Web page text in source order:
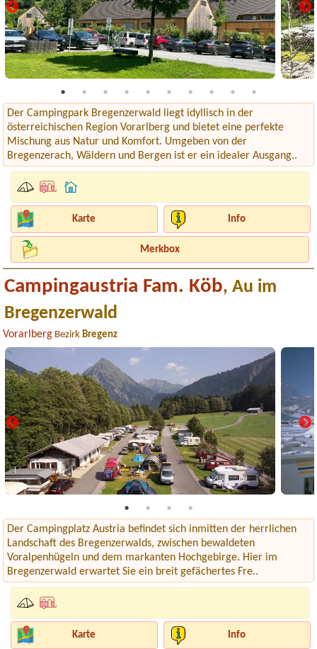
Der Campingpark Bregenzerwald liegt idyllisch in der
österreichischen Region Vorarlberg und bietet eine perfekte
Mischung aus Natur und Komfort. Umgeben von der
Bregenzerach, Wäldern und Bergen ist er ein idealer Ausgang..
Karte Info
Merkbox
Campingaustria Fam. Köb, Au im
Bregenzerwald
Vorarlberg BezirkBregenz
Der Campingplatz Austria befindet sich inmitten der herrlichen
Landschaft des Bregenzerwalds, zwischen bewaldeten
Voralpenhügeln und dem markanten Hochgebirge. Hier im
Bregenzerwald erwartet Sie ein breit gefächertes Fre..
Karte Info